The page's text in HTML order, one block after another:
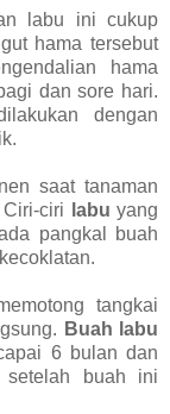
labu ini cukup
hama tersebut
hama
dan sore hari.
dengan
saat tanaman
ciri
labu yang
pangkal buah
tangkai
Buah labu
6 bulan dan
setelah buah ini